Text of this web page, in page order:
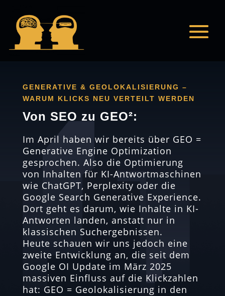
GENERATIVE & GEOLOKALISIERUNG –
WARUM KLICKS NEU VERTEILT WERDEN
Von SEO zu GEO²:
Im April haben wir bereits über GEO =
Generative Engine Optimization
gesprochen. Also die Optimierung
von Inhalten für KI-Antwortmaschinen
wie ChatGPT, Perplexity oder die
Google Search Generative Experience.
Dort geht es darum, wie Inhalte in KI-
Antworten landen, anstatt nur in
klassischen Suchergebnissen.
Heute schauen wir uns jedoch eine
zweite Entwicklung an, die seit dem
Google OI Update im März 2025
massiven Einfluss auf die Klickzahlen
hat: GEO = Geolokalisierung in den